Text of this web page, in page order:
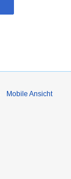
Mobile Ansicht